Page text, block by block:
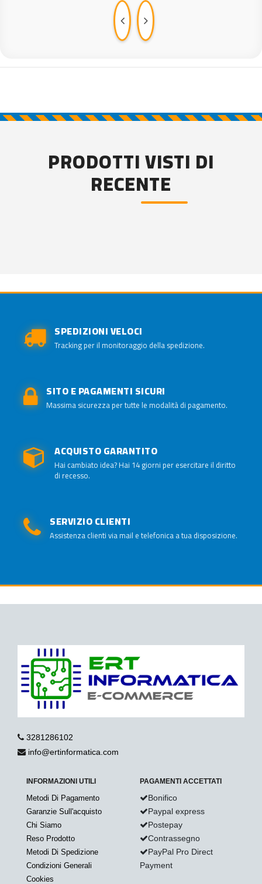
PRODOTTI VISTI DI
RECENTE
SPEDIZIONI VELOCI
Tracking per il monitoraggio della spedizione.
SITO E PAGAMENTI SICURI
Massima sicurezza per tutte le modalità di pagamento.
ACQUISTO GARANTITO
Hai cambiato idea? Hai 14 giorni per esercitare il diritto
di recesso.
SERVIZIO CLIENTI
Assistenza clienti via mail e telefonica a tua disposizione.
3281286102
info@ertinformatica.com
INFORMAZIONI UTILI
Metodi Di Pagamento
Garanzie Sull'acquisto
Chi Siamo
Reso Prodotto
Metodi Di Spedizione
Condizioni Generali
Cookies
PAGAMENTI ACCETTATI
Bonifico
Paypal express
Postepay
Contrassegno
PayPal Pro Direct
Payment